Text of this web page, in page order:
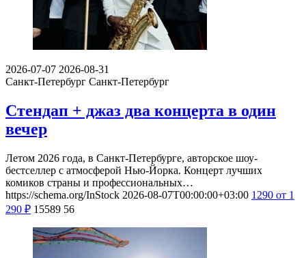
2026-07-07 2026-08-31
Санкт-Петербург Санкт-Петербург
Стендап + джаз два концерта в один
вечер
Летом 2026 года, в Санкт-Петербурге, авторское шоу-
бестселлер с атмосферой Нью-Йорка. Концерт лучших
комиков страны и профессиональных…
https://schema.org/InStock 2026-08-07T00:00:00+03:00 1290 от 1
290 ₽ 15589 56